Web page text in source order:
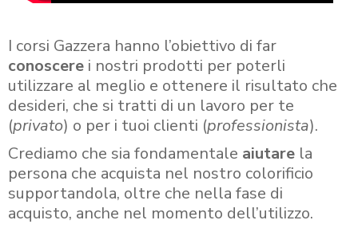
I corsi Gazzera hanno l’obiettivo di far
conoscere i nostri prodotti per poterli
utilizzare al meglio e ottenere il risultato che
desideri, che si tratti di un lavoro per te
(privato) o per i tuoi clienti (professionista).
Crediamo che sia fondamentale aiutare la
persona che acquista nel nostro colorificio
supportandola, oltre che nella fase di
acquisto, anche nel momento dell’utilizzo.